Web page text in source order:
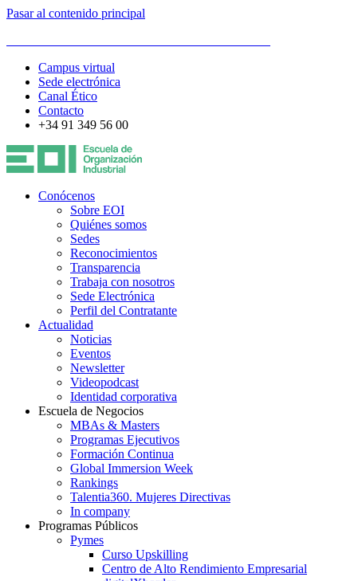
Pasar al contenido principal
Campus virtual
Sede electrónica
Canal Ético
Contacto
+34 91 349 56 00
Conócenos
Sobre EOI
Quiénes somos
Sedes
Reconocimientos
Transparencia
Trabaja con nosotros
Sede Electrónica
Perfil del Contratante
Actualidad
Noticias
Eventos
Newsletter
Videopodcast
Identidad corporativa
Escuela de Negocios
MBAs & Masters
Programas Ejecutivos
Formación Continua
Global Immersion Week
Rankings
Talentia360. Mujeres Directivas
In company
Programas Públicos
Pymes
Curso Upskilling
Centro de Alto Rendimiento Empresarial